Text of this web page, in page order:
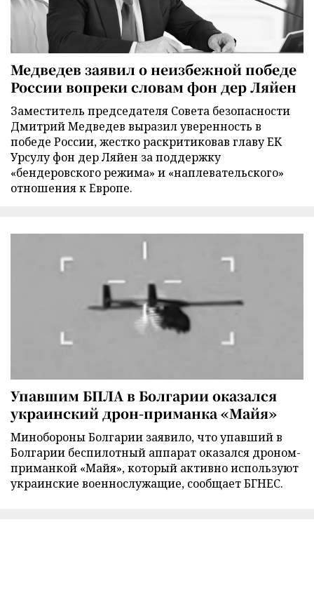
Медведев заявил о неизбежной победе
России вопреки словам фон дер Ляйен
Заместитель председателя Совета безопасности
Дмитрий Медведев выразил уверенность в
победе России, жестко раскритиковав главу ЕК
Урсулу фон дер Ляйен за поддержку
«бендеровского режима» и «наплевательского»
отношения к Европе.
Упавшим БПЛА в Болгарии оказался
украинский дрон-приманка «Майя»
Минобороны Болгарии заявило, что упавший в
Болгарии беспилотный аппарат оказался дроном-
приманкой «Майя», который активно используют
украинские военнослужащие, сообщает БГНЕС.